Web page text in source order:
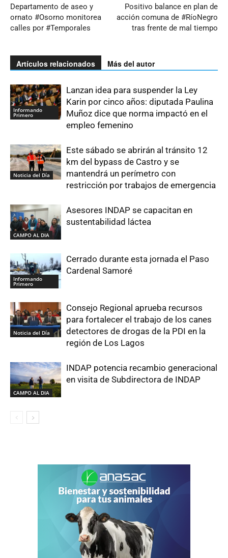
Departamento de aseo y
ornato #Osorno monitorea
calles por #Temporales
Positivo balance en plan de
acción comuna de #RíoNegro
tras frente de mal tiempo
Artículos relacionados Más del autor
Informando
Primero
Lanzan idea para suspender la Ley
Karin por cinco años: diputada Paulina
Muñoz dice que norma impactó en el
empleo femenino
Noticia del Día
Este sábado se abrirán al tránsito 12
km del bypass de Castro y se
mantendrá un perímetro con
restricción por trabajos de emergencia
CAMPO AL DIA
Asesores INDAP se capacitan en
sustentabilidad láctea
Informando
Primero
Cerrado durante esta jornada el Paso
Cardenal Samoré
Noticia del Día
Consejo Regional aprueba recursos
para fortalecer el trabajo de los canes
detectores de drogas de la PDI en la
región de Los Lagos
CAMPO AL DIA
INDAP potencia recambio generacional
en visita de Subdirectora de INDAP